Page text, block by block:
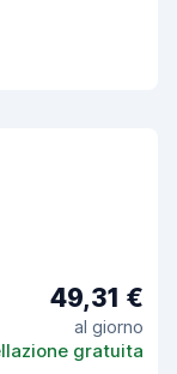
49,31 €
al giorno
gratuita